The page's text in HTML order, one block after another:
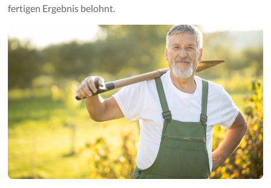
fertigen Ergebnis belohnt.